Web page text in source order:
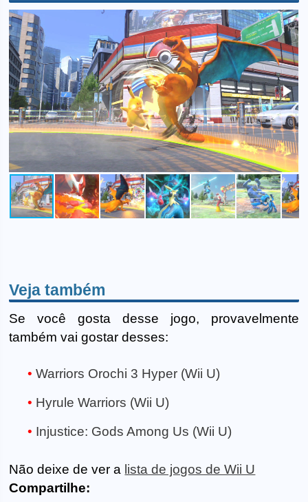
Veja também
Se você gosta desse jogo, provavelmente
também vai gostar desses:
Warriors Orochi 3 Hyper (Wii U)
Hyrule Warriors (Wii U)
Injustice: Gods Among Us (Wii U)
Não deixe de ver a lista de jogos de Wii U
Compartilhe: